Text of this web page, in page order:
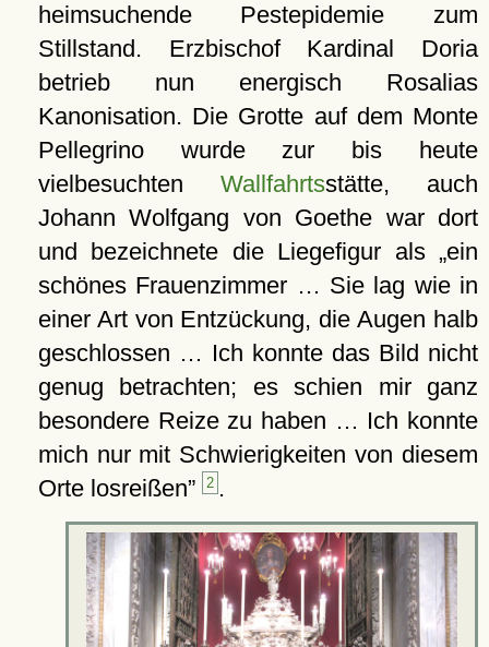
heimsuchende Pestepidemie zum
Stillstand. Erzbischof Kardinal Doria
betrieb nun energisch Rosalias
Kanonisation. Die Grotte auf dem Monte
Pellegrino wurde zur bis heute
vielbesuchten Wallfahrtsstätte, auch
Johann Wolfgang von Goethe war dort
und bezeichnete die Liegefigur als
ein
schönes Frauenzimmer … Sie lag wie in
einer Art von Entzückung, die Augen halb
geschlossen … Ich konnte das Bild nicht
genug betrachten; es schien mir ganz
besondere Reize zu haben … Ich konnte
mich nur mit Schwierigkeiten von diesem
Orte losreißen
2 .